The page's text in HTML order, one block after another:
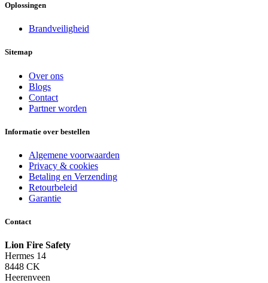
Oplossingen
Brandveiligheid
Sitemap
Over ons
Blogs
Contact
Partner worden
Informatie over bestellen
Algemene voorwaarden
Privacy & cookies
Betaling en Verzending
Retourbeleid
Garantie
Contact
Lion Fire Safety
Hermes 14
8448 CK
Heerenveen